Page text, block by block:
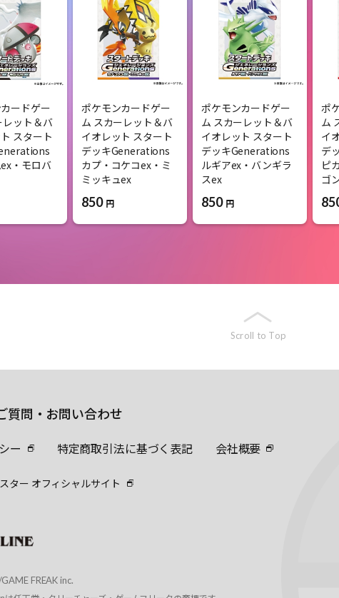
ードゲー
レット＆バ
スタート
・モロバ
ポケモンカードゲー
ム スカーレット＆バ
イオレット スタート
デッキGenerations
カプ・コケコex・ミ
ミッキュex
850 円
ポケモンカードゲー
ム スカーレット＆バ
イオレット スタート
デッキGenerations
ルギアex・バンギラ
スex
850 円
ポ
ム
イ
デ
ピ
ゴ
Scroll to Top
質問・お問い合わせ
ー 特定商取引法に基づく表記 会社概要
ター オフィシャルサイト
FREAK inc.